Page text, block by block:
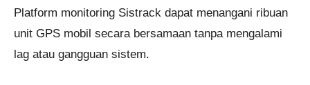
Platform monitoring Sistrack dapat menangani ribuan
unit GPS mobil secara bersamaan tanpa mengalami
lag atau gangguan sistem.